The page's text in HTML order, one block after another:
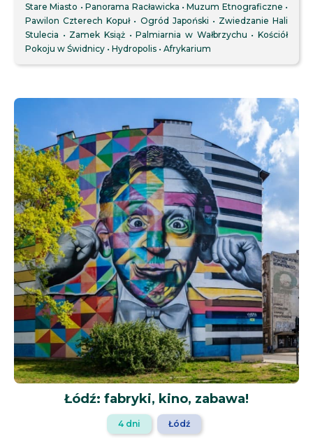
Stare Miasto Panorama Racławicka
Muzum Etnograficzne
Pawilon Czterech Kopuł
Ogród Japoński
Zwiedzanie Hali
Stulecia
Zamek Książ Palmiarnia w Wałbrzychu
Kościół
Pokoju w Świdnicy
Hydropolis Afrykarium
Łódź: fabryki, kino, zabawa!
4 dni Łódź